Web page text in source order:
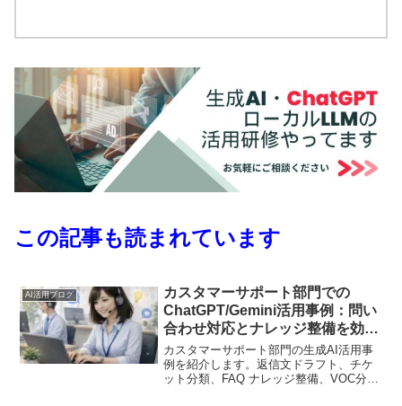
この記事も読まれています
AI活用ブログ
カスタマーサポート部門での
ChatGPT/Gemini活用事例：問い
合わせ対応とナレッジ整備を効率
化
カスタマーサポート部門の生成AI活用事
例を紹介します。返信文ドラフト、チケ
ット分類、FAQ ナレッジ整備、VOC分析